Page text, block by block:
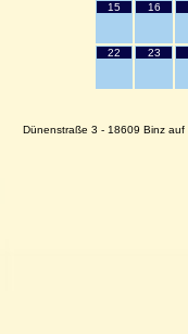
15 16
22 23
Dünenstraße 3 - 18609 Binz